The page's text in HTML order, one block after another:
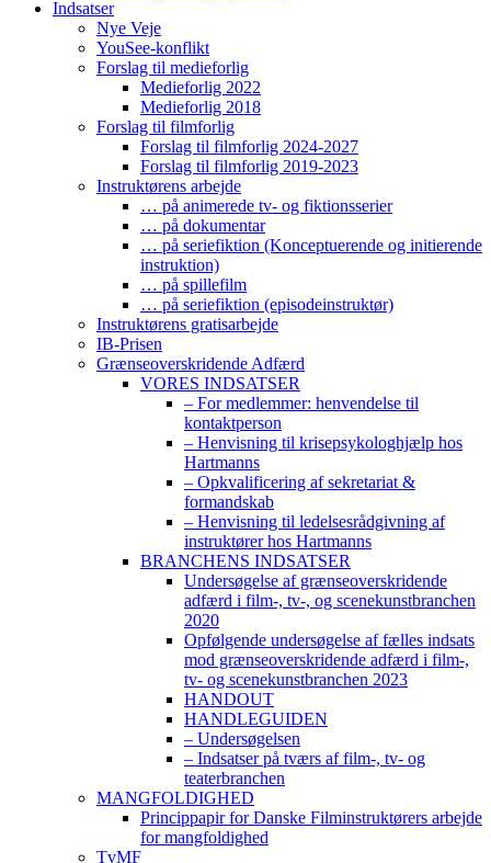
Indsatser
Nye Veje
YouSee-konflikt
Forslag til medieforlig
Medieforlig 2022
Medieforlig 2018
Forslag til filmforlig
Forslag til filmforlig 2024-2027
Forslag til filmforlig 2019-2023
Instruktørens arbejde
… på animerede tv- og fiktionsserier
… på dokumentar
… på seriefiktion (Konceptuerende og initierende
instruktion)
… på spillefilm
… på seriefiktion (episodeinstruktør)
Instruktørens gratisarbejde
IB-Prisen
Grænseoverskridende Adfærd
VORES INDSATSER
– For medlemmer: henvendelse til
kontaktperson
– Henvisning til krisepsykologhjælp hos
Hartmanns
– Opkvalificering af sekretariat &
formandskab
– Henvisning til ledelsesrådgivning af
instruktører hos Hartmanns
BRANCHENS INDSATSER
Undersøgelse af grænseoverskridende
adfærd i film-, tv-, og scenekunstbranchen
2020
Opfølgende undersøgelse af fælles indsats
mod grænseoverskridende adfærd i film-,
tv- og scenekunstbranchen 2023
HANDOUT
HANDLEGUIDEN
– Undersøgelsen
– Indsatser på tværs af film-, tv- og
teaterbranchen
MANGFOLDIGHED
Princippapir for Danske Filminstruktørers arbejde
for mangfoldighed
TvMF